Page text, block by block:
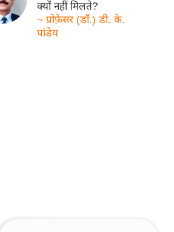
क्यों नहीं मिलते?
~ प्रोफ़ेसर (डॉ.) डी. के.
पांडेय